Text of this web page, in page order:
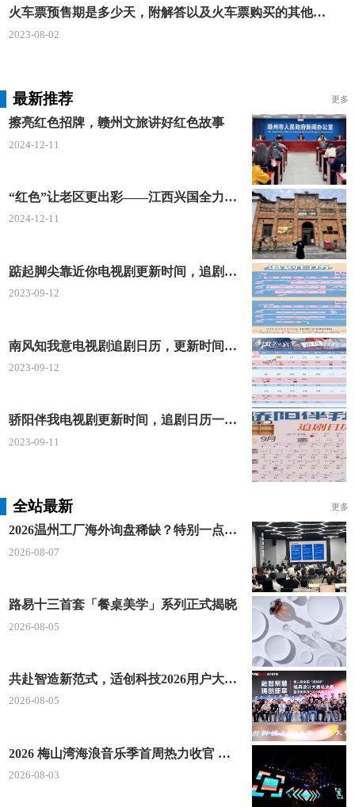
火车票预售期是多少天，附解答以及火车票购买的其他问题
2023-08-02
最新推荐 更多
擦亮红色招牌，赣州文旅讲好红色故事
2024-12-11
“红色”让老区更出彩——江西兴国全力打造红色文化传承发展创新示范区
2024-12-11
踮起脚尖靠近你电视剧更新时间，追剧日历及剧情简介
2023-09-12
南风知我意电视剧追剧日历，更新时间一览表
2023-09-12
骄阳伴我电视剧更新时间，追剧日历一览表
2023-09-11
全站最新 更多
2026温州工厂海外询盘稀缺？特别一点AI 短视频引流 + 麦穗智能获客谷歌定制独立站双渠道拓客！
2026-08-07
路易十三首套「餐桌美学」系列正式揭晓
2026-08-05
共赴智造新范式，适创科技2026用户大会将于深圳启幕
2026-08-05
2026 梅山湾海浪音乐季首周热力收官 文体旅深度融合点燃滨海夏日经济
2026-08-03